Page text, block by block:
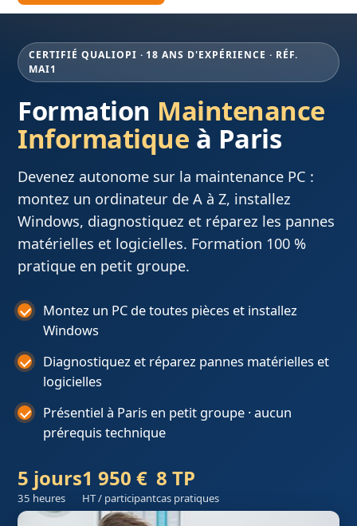
CERTIFIÉ QUALIOPI · 18 ANS D'EXPÉRIENCE · RÉF.
MAI1
Formation Maintenance
Informatique à Paris
Devenez autonome sur la maintenance PC :
montez un ordinateur de A à Z, installez
Windows, diagnostiquez et réparez les pannes
matérielles et logicielles. Formation 100 %
pratique en petit groupe.
Montez un PC de toutes pièces et installez
Windows
Diagnostiquez et réparez pannes matérielles et
logicielles
Présentiel à Paris en petit groupe · aucun
prérequis technique
5 jours
35 heures
1 950 €
HT / participant
8 TP
cas pratiques